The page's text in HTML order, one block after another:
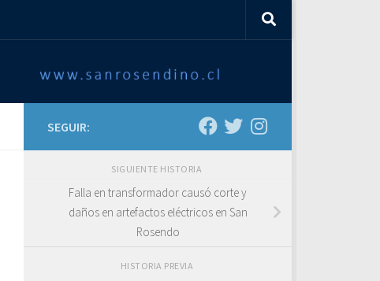
SEGUIR:
SIGUIENTE HISTORIA
Falla en transformador causó corte y
daños en artefactos eléctricos en San
Rosendo
HISTORIA PREVIA